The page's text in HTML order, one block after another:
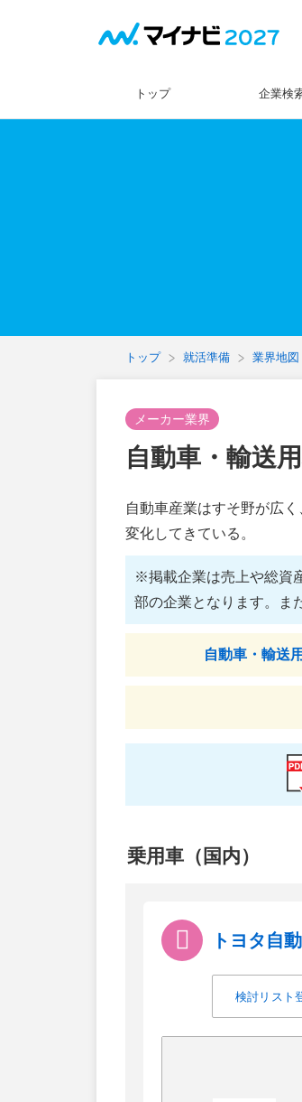
トップ 企業検
トップ 就活準備 業界地図
メーカー業界
自動車・輸送
自動車産業はすそ野が広
変化してきている。
※掲載企業は売上や総資
部の企業となります。ま
自動車・輸送
乗用車（国内）
トヨタ自
検討リスト